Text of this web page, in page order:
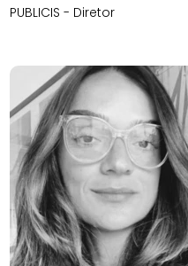
PUBLICIS - Diretor